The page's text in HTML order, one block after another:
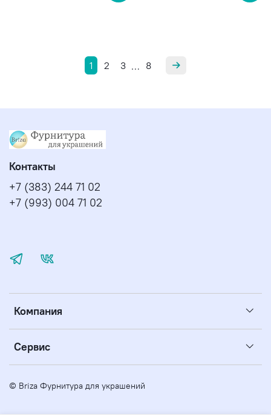
1 2 3 … 8
Компания
Сервис
Контакты
+7 (383) 244 71 02
+7 (993) 004 71 02
© Briza Фурнитура для украшений